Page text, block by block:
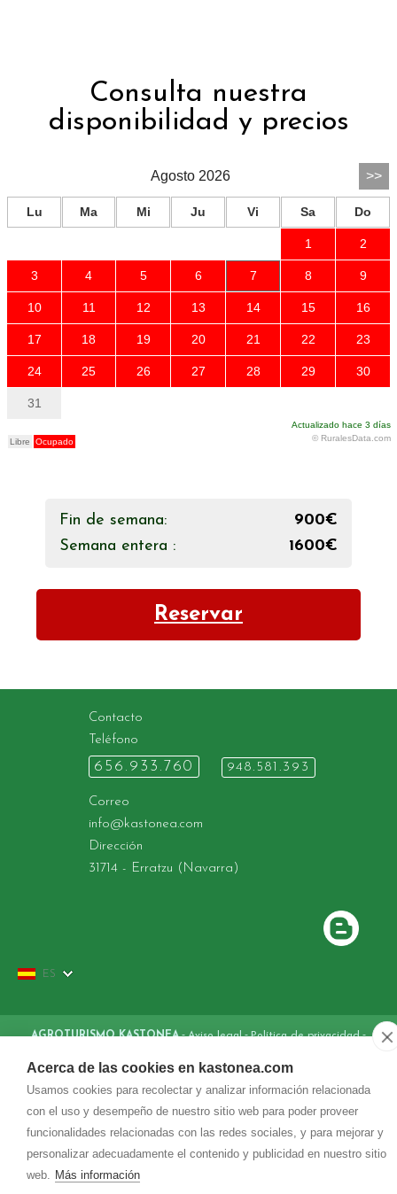
Acerca de las cookies en kastonea.com
Usamos cookies para recolectar y analizar información relacionada
con el uso y desempeño de nuestro sitio web para poder proveer
funcionalidades relacionadas con las redes sociales, y para mejorar y
personalizar adecuadamente el contenido y publicidad en nuestro sitio
web. Más información
Consulta nuestra
disponibilidad y precios
Fin de semana:
900€
Semana entera :
1600€
Reservar
Contacto
Teléfono
656.933.760 948.581.393
Correo
info@kastonea.com
Dirección
31714 - Erratzu (Navarra)
ES
AGROTURISMO KASTONEA-Aviso legal-Política de privacidad-